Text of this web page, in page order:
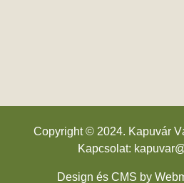
Copyright © 2024. Kapuvár
Kapcsolat:
Design és CMS by